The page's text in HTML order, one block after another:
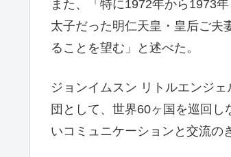
また、「特に1972年から1973
太子だった明仁天皇・皇后ご夫
ることを望む」と述べた。
ジョンイムスン リトルエンジ
団として、世界60ヶ国を巡回
いコミュニケーションと交流の